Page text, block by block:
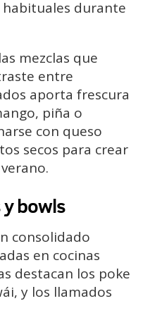
durante
mezclas que
entre
aporta frescura
piña o
con queso
secos para crear
y bowls
consolidado
en cocinas
destacan los poke
y los llamados